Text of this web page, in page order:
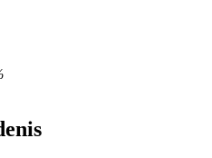
edelmetalen en grondstoffen